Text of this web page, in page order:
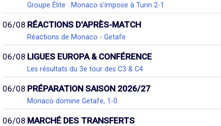
Groupe Élite : Monaco s'impose à Turin 2-1
06/08 RÉACTIONS D'APRÈS-MATCH
Réactions de Monaco - Getafe
06/08 LIGUES EUROPA & CONFÉRENCE
Les résultats du 3e tour des C3 & C4
06/08 PRÉPARATION SAISON 2026/27
Monaco domine Getafe, 1-0
06/08 MARCHÉ DES TRANSFERTS